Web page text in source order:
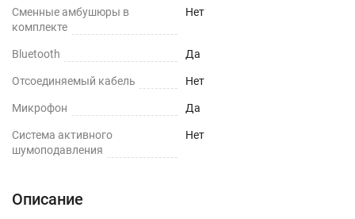
Сменные амбушюры в
комплекте
Нет
Bluetooth Да
Отсоединяемый кабель Нет
Микрофон Да
Cистема активного
шумоподавления
Нет
Описание